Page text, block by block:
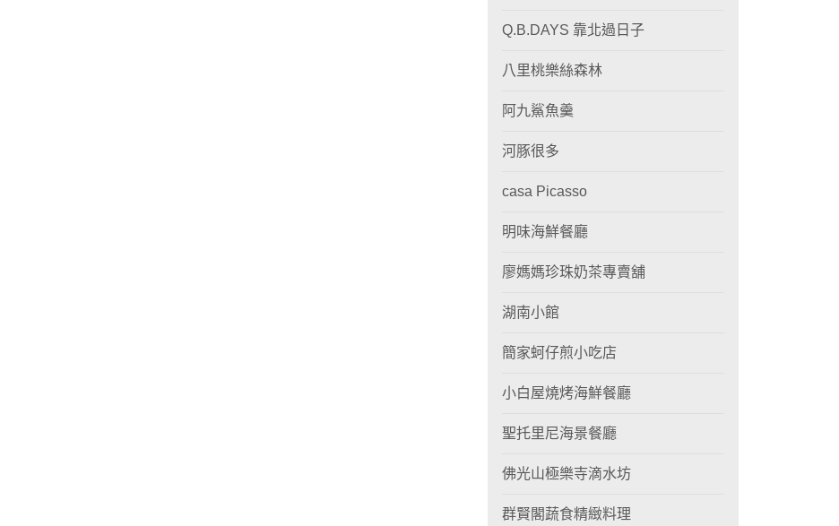
Q.B.DAYS 靠北過日子
八里桃樂絲森林
阿九鯊魚羹
河豚很多
casa Picasso
明味海鮮餐廳
廖媽媽珍珠奶茶專賣舖
湖南小館
簡家蚵仔煎小吃店
小白屋燒烤海鮮餐廳
聖托里尼海景餐廳
佛光山極樂寺滴水坊
群賢閣蔬食精緻料理